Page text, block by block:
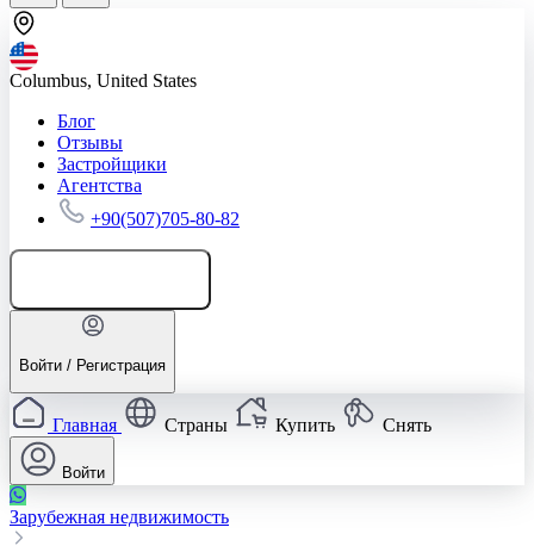
Columbus, United States
Блог
Отзывы
Застройщики
Агентства
+90(507)705-80-82
Войти / Регистрация
Главная Страны Купить Снять
Войти
Зарубежная недвижимость